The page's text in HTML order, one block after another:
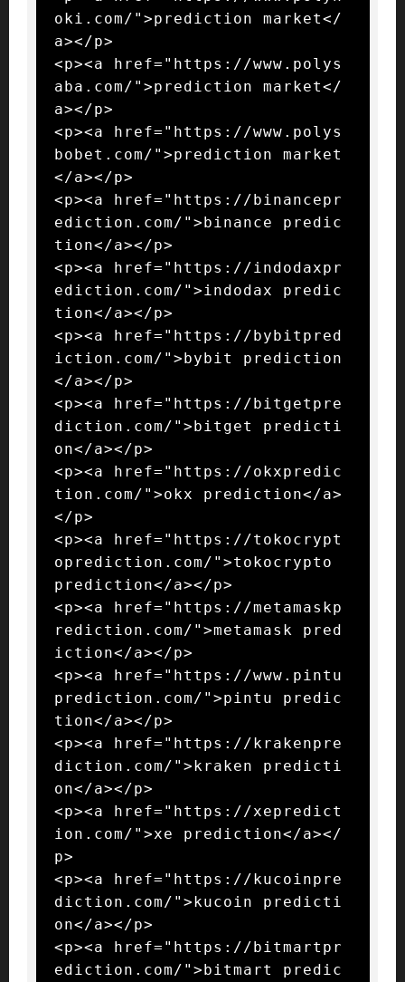
oki.com/">prediction market</
a></p>
<p><a href="https://www.polys
aba.com/">prediction market</
a></p>
<p><a href="https://www.polys
bobet.com/">prediction market
</a></p>
<p><a href="https://binancepr
ediction.com/">binance predic
tion</a></p>
<p><a href="https://indodaxpr
ediction.com/">indodax predic
tion</a></p>
<p><a href="https://bybitpred
iction.com/">bybit prediction
</a></p>
<p><a href="https://bitgetpre
diction.com/">bitget predicti
on</a></p>
<p><a href="https://okxpredic
tion.com/">okx prediction</a>
</p>
<p><a href="https://tokocrypt
oprediction.com/">tokocrypto
prediction</a></p>
<p><a href="https://metamaskp
rediction.com/">metamask pred
iction</a></p>
<p><a href="https://www.pintu
prediction.com/">pintu predic
tion</a></p>
<p><a href="https://krakenpre
diction.com/">kraken predicti
on</a></p>
<p><a href="https://xepredict
ion.com/">xe prediction</a></
p>
<p><a href="https://kucoinpre
diction.com/">kucoin predicti
on</a></p>
<p><a href="https://bitmartpr
ediction.com/">bitmart predic